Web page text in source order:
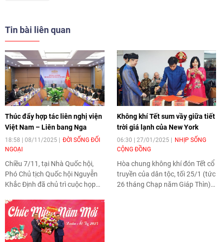
Tin bài liên quan
Thúc đẩy hợp tác liên nghị viện
Việt Nam – Liên bang Nga
18:58 | 08/11/2025
ĐỜI SỐNG ĐỐI
NGOẠI
Chiều 7/11, tại Nhà Quốc hội,
Phó Chủ tịch Quốc hội Nguyễn
Khắc Định đã chủ trì cuộc họp
hữu nghị Việt Nam – Liên bang
Nga của Quốc hội Việt Nam và
Nhóm hợp tác với Quốc hội Việt
Nam thuộc Hội đồng Liên bang
Không khí Tết sum vầy giữa tiết
trời giá lạnh của New York
06:30 | 27/01/2025
NHỊP SỐNG
CỘNG ĐỒNG
Hòa chung không khí đón Tết cổ
truyền của dân tộc, tối 25/1 (tức
26 tháng Chạp năm Giáp Thìn),